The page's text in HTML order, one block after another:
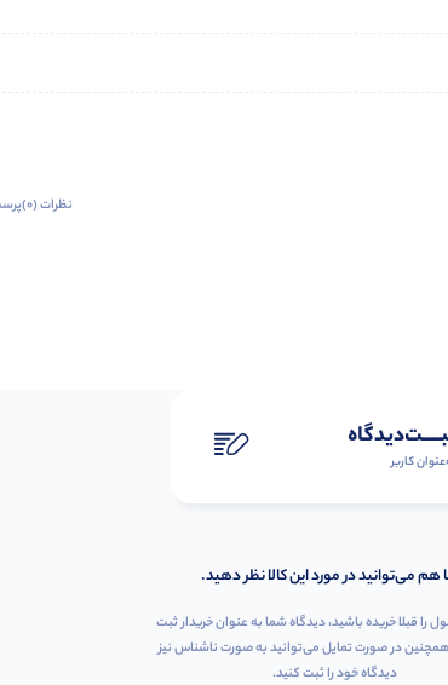
نظرات (0)
کاربر
هم می‌توانید در مورد این کالا نظر دهید.
را قبلا خریده باشید، دیدگاه شما به عنوان خریدار ثبت
در صورت تمایل می‌توانید به صورت ناشناس نیز
دیدگاه خود را ثبت کنید.